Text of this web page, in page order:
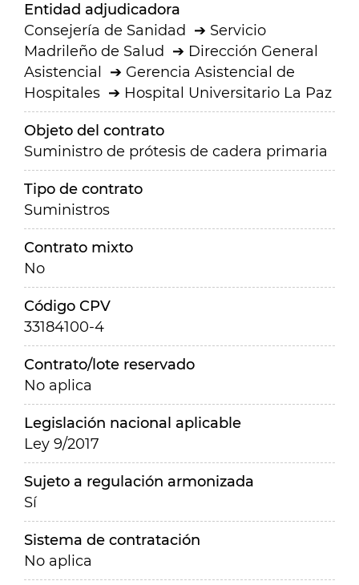
Entidad adjudicadora
Consejería de Sanidad
Servicio
Madrileño de Salud
Dirección General
Asistencial
Gerencia Asistencial de
Hospitales
Hospital Universitario La Paz
Objeto del contrato
Suministro de prótesis de cadera primaria
Tipo de contrato
Suministros
Contrato mixto
No
Código CPV
33184100-4
Contrato/lote reservado
No aplica
Legislación nacional aplicable
Ley 9/2017
Sujeto a regulación armonizada
Sí
Sistema de contratación
No aplica